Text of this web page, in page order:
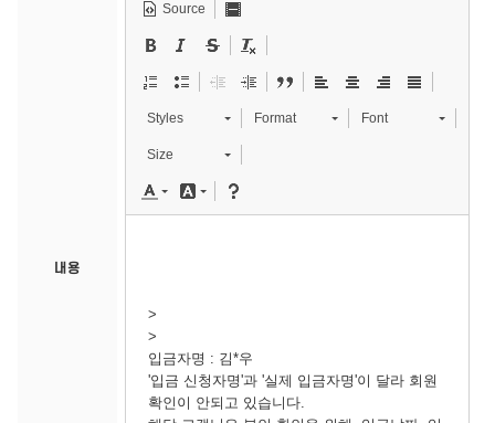
내용
Source
Styles Format Font
Size